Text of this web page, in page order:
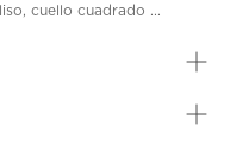
cuello cuadrado ...